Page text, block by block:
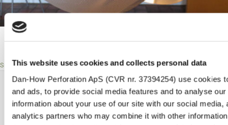
This website uses cookies and collects personal data
Dan-How Perforation ApS (CVR nr. 37394254) use cookies
and ads, to provide social media features and to analyse
information about your use of our site with our social media,
analytics partners who may combine it with other
Siehe unsere Cases
Kontakt